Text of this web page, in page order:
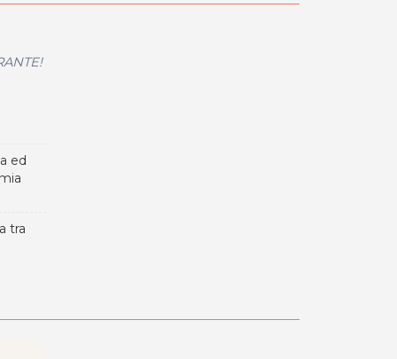
ed
tra